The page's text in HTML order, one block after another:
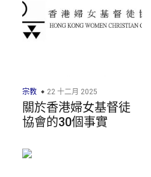
宗教 22 十二月 2025
關於香港婦女基督徒
協會的30個事實